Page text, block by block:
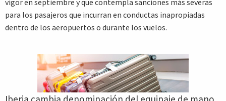
vigor en septiembre y que contempla sanciones más severas
para los pasajeros que incurran en conductas inapropiadas
dentro de los aeropuertos o durante los vuelos.